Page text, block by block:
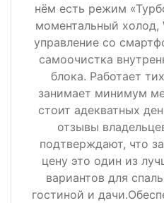
нём есть режим
моментальный холод,
управление со
самоочистка
блока. Работает
занимает минимум
стоит адекватных
отзывы
подтверждают, что
цену это один из
вариантов для
гостиной и